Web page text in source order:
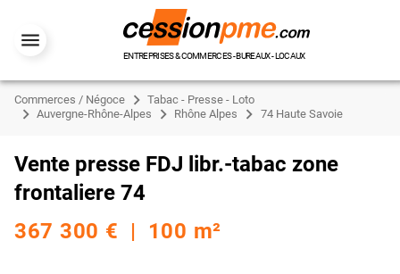
ENTREPRISES & COMMERCES - BUREAUX - LOCAUX
Commerces / Négoce
Tabac - Presse - Loto
Auvergne-Rhône-Alpes
Rhône Alpes 74 Haute Savoie
Vente presse FDJ libr.-tabac zone
frontaliere 74
367 300 € | 100 m²